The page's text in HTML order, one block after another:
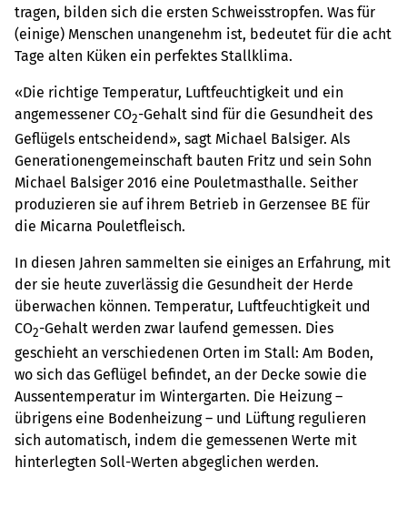
tragen, bilden sich die ersten Schweisstropfen. Was für
(einige) Menschen unangenehm ist, bedeutet für die acht
Tage alten Küken ein perfektes Stallklima.
«Die richtige Temperatur, Luftfeuchtigkeit und ein
angemessener CO2-Gehalt sind für die Gesundheit des
Geflügels entscheidend», sagt Michael Balsiger. Als
Generationengemeinschaft bauten Fritz und sein Sohn
Michael Balsiger 2016 eine Pouletmasthalle. Seither
produzieren sie auf ihrem Betrieb in Gerzensee BE für
die Micarna Pouletfleisch.
In diesen Jahren sammelten sie einiges an Erfahrung, mit
der sie heute zuverlässig die Gesundheit der Herde
überwachen können. Temperatur, Luftfeuchtigkeit und
CO2-Gehalt werden zwar laufend gemessen. Dies
geschieht an verschiedenen Orten im Stall: Am Boden,
wo sich das Geflügel befindet, an der Decke sowie die
Aussentemperatur im Wintergarten. Die Heizung –
übrigens eine Bodenheizung – und Lüftung regulieren
sich automatisch, indem die gemessenen Werte mit
hinterlegten Soll-Werten abgeglichen werden.